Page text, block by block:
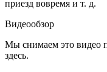
приезд вовремя и т. д.
Видеообзор
Мы снимаем это видео
здесь.